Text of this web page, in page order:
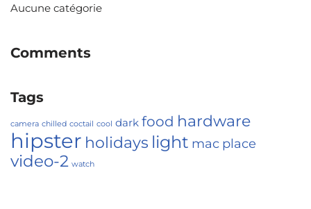
Aucune catégorie
Comments
Tags
camera chilled coctail cool dark food hardware
hipster holidays light mac place
video-2 watch